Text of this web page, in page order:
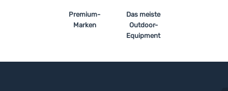
Premium-
Marken
Das meiste
Outdoor-
Equipment